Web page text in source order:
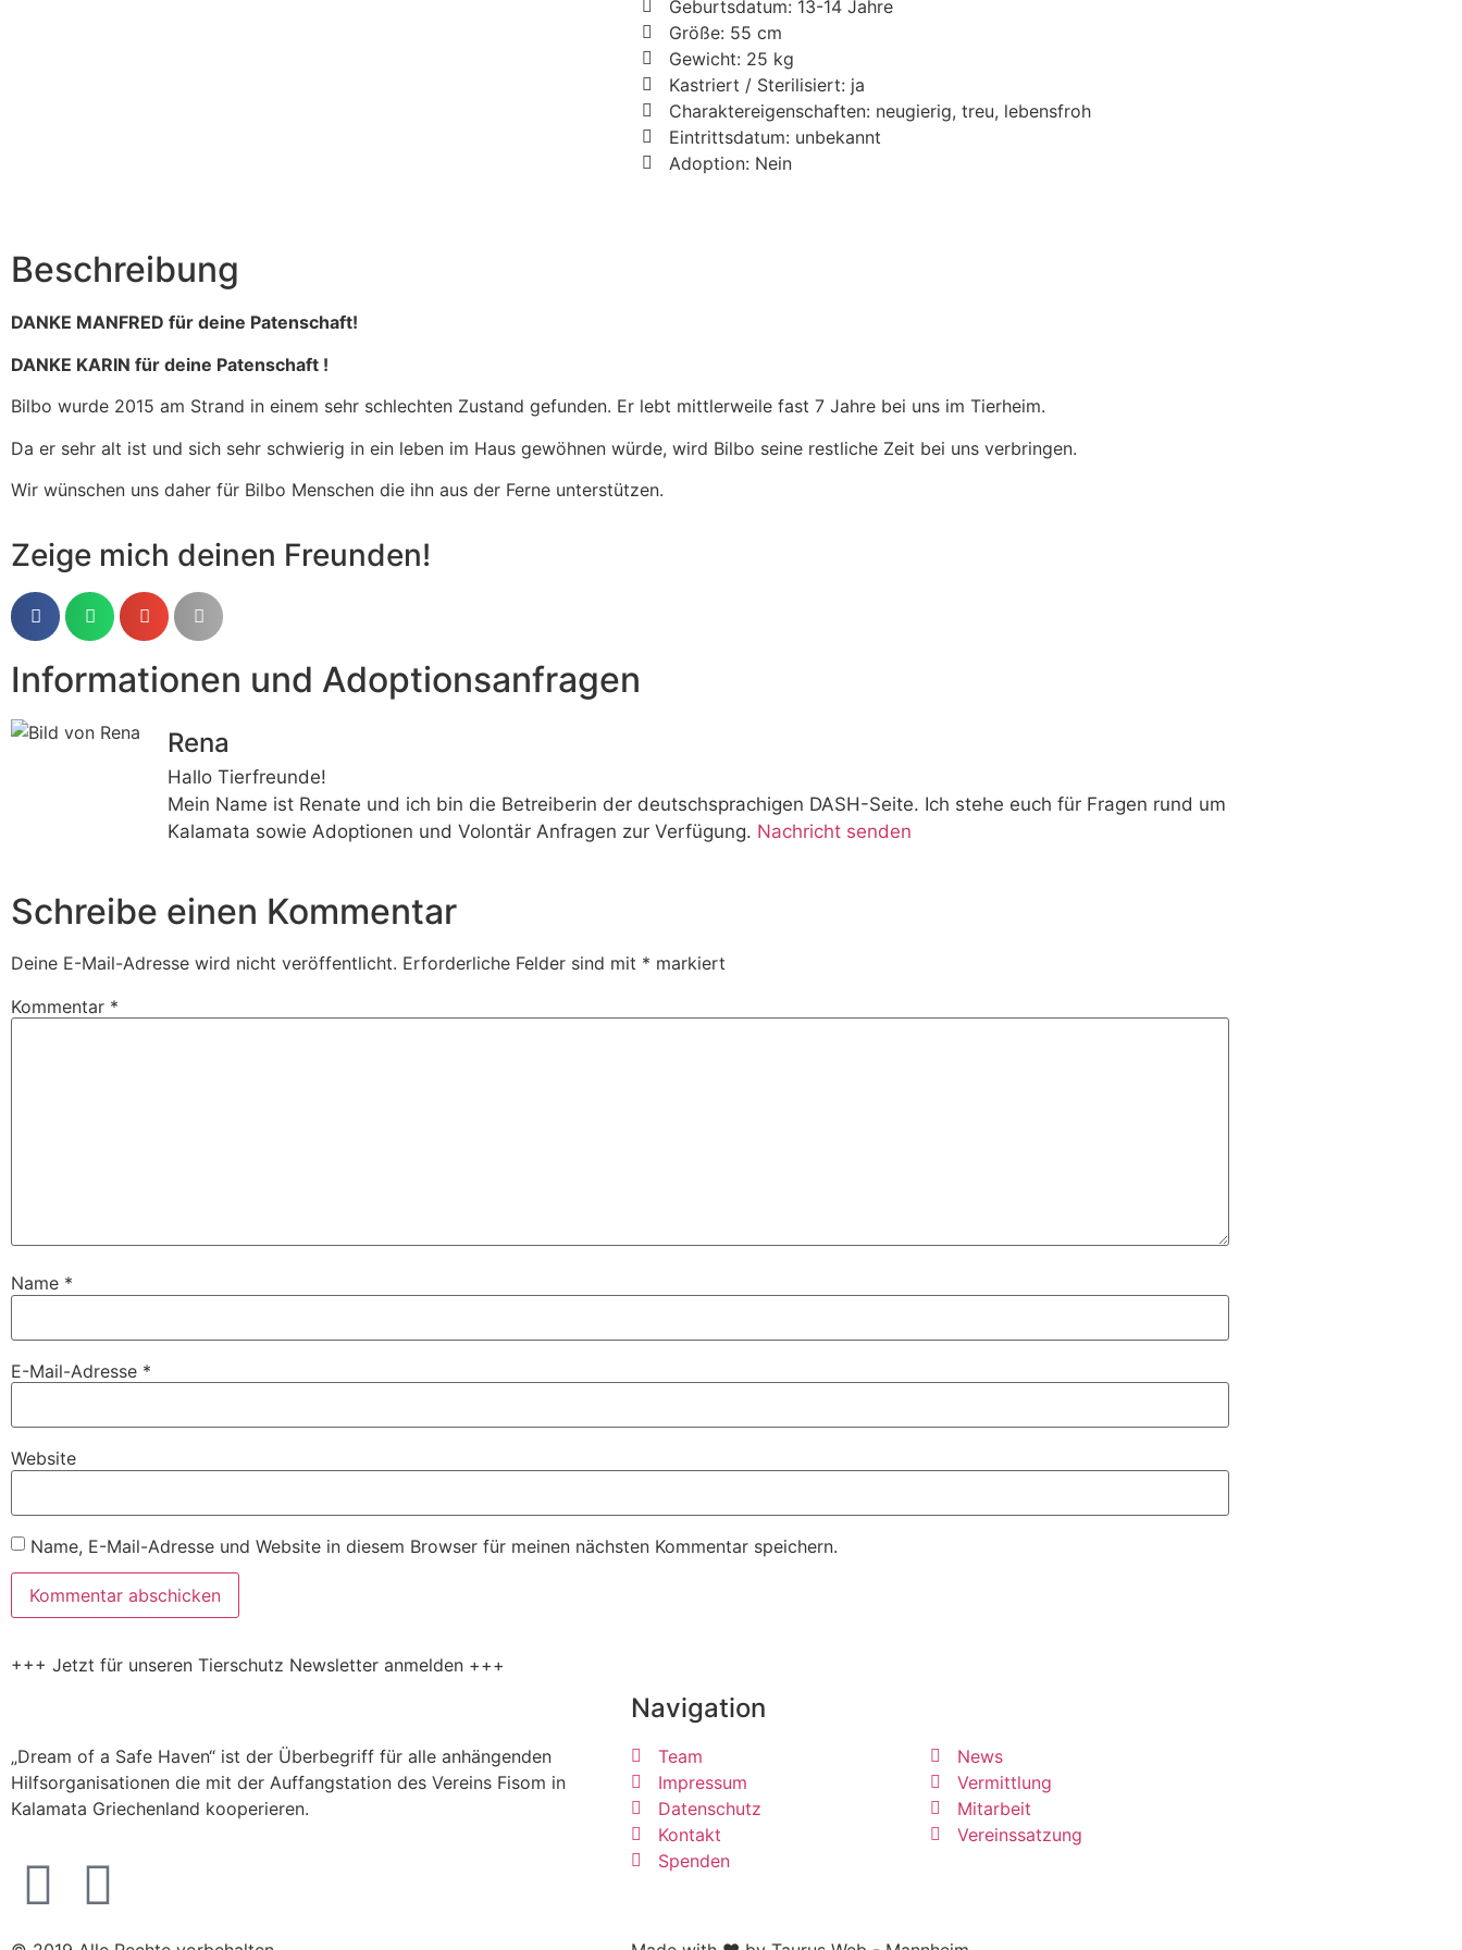
Geburtsdatum: 13-14 Jahre
Größe: 55 cm
Gewicht: 25 kg
Kastriert / Sterilisiert: ja
Charaktereigenschaften: neugierig, treu, lebensfroh
Eintrittsdatum: unbekannt
Adoption: Nein
Beschreibung
DANKE MANFRED für deine Patenschaft!
DANKE KARIN für deine Patenschaft !
Bilbo wurde 2015 am Strand in einem sehr schlechten Zustand gefunden. Er lebt mittlerweile fast 7 Jahre bei uns im Tierheim.
Da er sehr alt ist und sich sehr schwierig in ein leben im Haus gewöhnen würde, wird Bilbo seine restliche Zeit bei uns verbringen.
Wir wünschen uns daher für Bilbo Menschen die ihn aus der Ferne unterstützen.
Zeige mich deinen Freunden!
Informationen und Adoptionsanfragen
Rena
Hallo Tierfreunde!
Mein Name ist Renate und ich bin die Betreiberin der deutschsprachigen DASH-Seite. Ich stehe euch für Fragen rund um
Kalamata sowie Adoptionen und Volontär Anfragen zur Verfügung. Nachricht senden
Schreibe einen Kommentar
Deine E-Mail-Adresse wird nicht veröffentlicht. Erforderliche Felder sind mit * markiert
Kommentar *
Name *
E-Mail-Adresse *
Website
Name, E-Mail-Adresse und Website in diesem Browser für meinen nächsten Kommentar speichern.
+++ Jetzt für unseren Tierschutz Newsletter anmelden +++
„Dream of a Safe Haven“ ist der Überbegriff für alle anhängenden
Hilfsorganisationen die mit der Auffangstation des Vereins Fisom in
Kalamata Griechenland kooperieren.
Navigation
Team
Impressum
Datenschutz
Kontakt
Spenden
News
Vermittlung
Mitarbeit
Vereinssatzung